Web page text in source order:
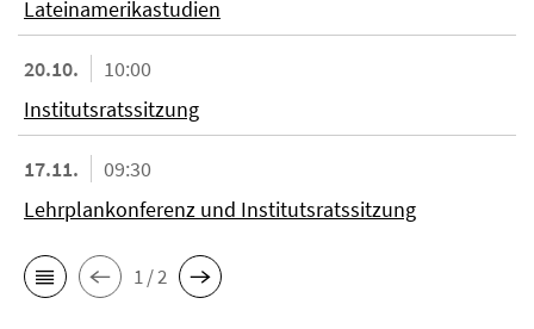
Lateinamerikastudien
20.10.
10:00
Institutsratssitzung
17.11.
09:30
Lehrplankonferenz und Institutsratssitzung
1 / 2